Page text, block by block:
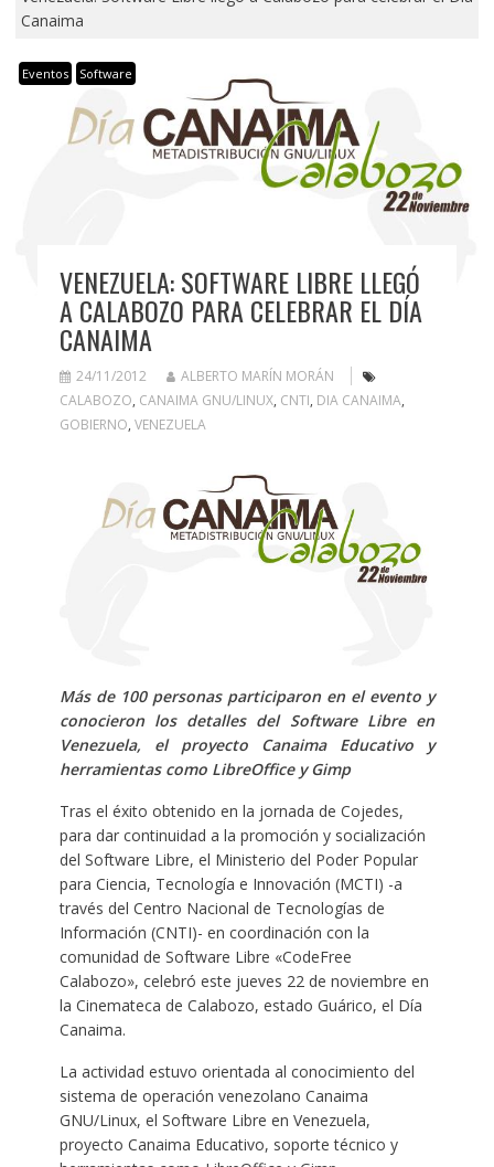
Canaima
Eventos Software
VENEZUELA: SOFTWARE LIBRE LLEGÓ
A CALABOZO PARA CELEBRAR EL DÍA
CANAIMA
24/11/2012
ALBERTO MARÍN MORÁN
CALABOZO, CANAIMA GNU/LINUX, CNTI, DIA CANAIMA,
GOBIERNO, VENEZUELA
Más de 100 personas participaron en el evento y
conocieron los detalles del Software Libre en
Venezuela, el proyecto Canaima Educativo y
herramientas como LibreOffice y Gimp
Tras el éxito obtenido en la jornada de Cojedes,
para dar continuidad a la promoción y socialización
del Software Libre, el Ministerio del Poder Popular
para Ciencia, Tecnología e Innovación (MCTI) -a
través del Centro Nacional de Tecnologías de
Información (CNTI)- en coordinación con la
comunidad de Software Libre «CodeFree
Calabozo», celebró este jueves 22 de noviembre en
la Cinemateca de Calabozo, estado Guárico, el Día
Canaima.
La actividad estuvo orientada al conocimiento del
sistema de operación venezolano Canaima
GNU/Linux, el Software Libre en Venezuela,
proyecto Canaima Educativo, soporte técnico y